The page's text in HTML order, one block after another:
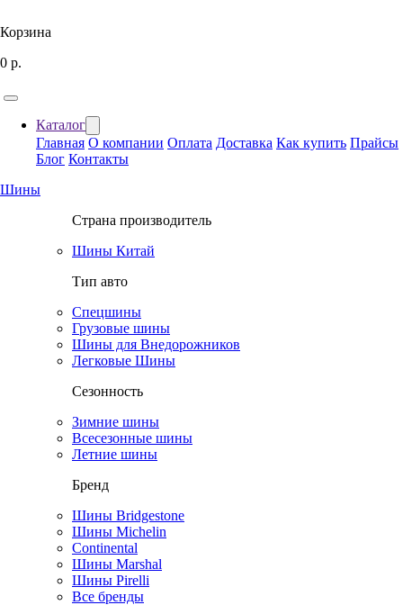
Корзина
0 р.
Каталог
Главная О компании Оплата Доставка Как купить Прайсы
Блог Контакты
Шины
Страна производитель
Шины Китай
Тип авто
Спецшины
Грузовые шины
Шины для Внедорожников
Легковые Шины
Сезонность
Зимние шины
Всесезонные шины
Летние шины
Бренд
Шины Bridgestone
Шины Michelin
Continental
Шины Marshal
Шины Pirelli
Все бренды